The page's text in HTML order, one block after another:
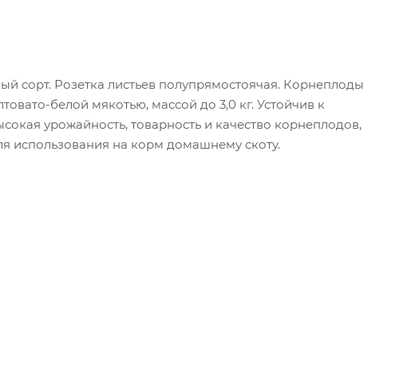
сорт. Розетка листьев полупрямостоячая. Корнеплоды
белой мякотью, массой до 3,0 кг. Устойчив к
урожайность, товарность и качество корнеплодов,
использования на корм домашнему скоту.